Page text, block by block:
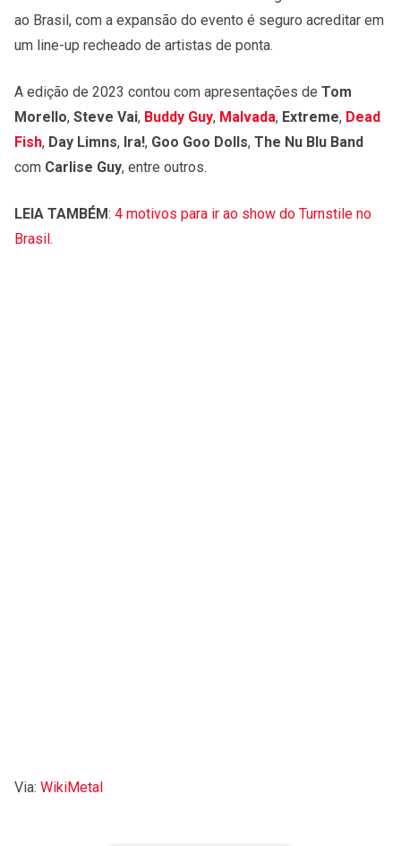
ao Brasil, com a expansão do evento é seguro acreditar em
um line-up recheado de artistas de ponta.
A edição de 2023 contou com apresentações de Tom
Morello, Steve Vai, Buddy Guy, Malvada, Extreme, Dead
Fish, Day Limns, Ira!, Goo Goo Dolls, The Nu Blu Band
com Carlise Guy, entre outros.
LEIA TAMBÉM: 4 motivos para ir ao show do Turnstile no
Brasil.
Via: WikiMetal